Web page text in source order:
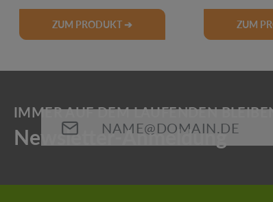
ZUM PRODUKT ➔ ZUM
E-Mail-Adresse*